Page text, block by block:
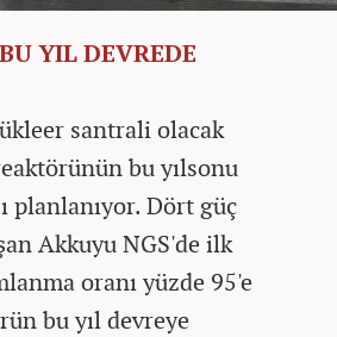
YIL DEVREDE
santrali olacak
bu yılsonu
planlanıyor. Dört güç
Akkuyu NGS'de ilk
oranı yüzde 95'e
bu yıl devreye